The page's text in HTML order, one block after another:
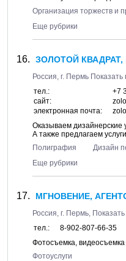
Организация торжеств и
Еще рубрики
ЗОЛОТОЙ
Россия, г. Пермь Показать
тел.:
+7
сайт:
электронная почта:
Оказываем дизайнерские
А также предлагаем
Полиграфия
Дизайн
Еще рубрики
МГНОВЕНИЕ,
Россия, г. Пермь,
тел.:
8-902-807-66-35
Фотосъемка, видеосъемка
Фотоуслуги